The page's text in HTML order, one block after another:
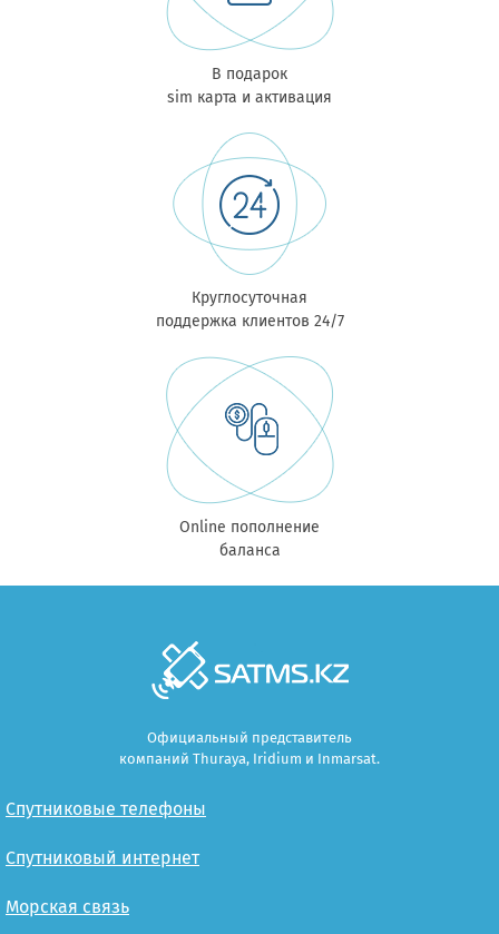
В подарок
sim карта и активация
Круглосуточная
поддержка клиентов 24/7
Online пополнение
баланса
Официальный представитель
компаний Thuraya, Iridium и Inmarsat.
Спутниковые телефоны
Спутниковый интернет
Морская связь